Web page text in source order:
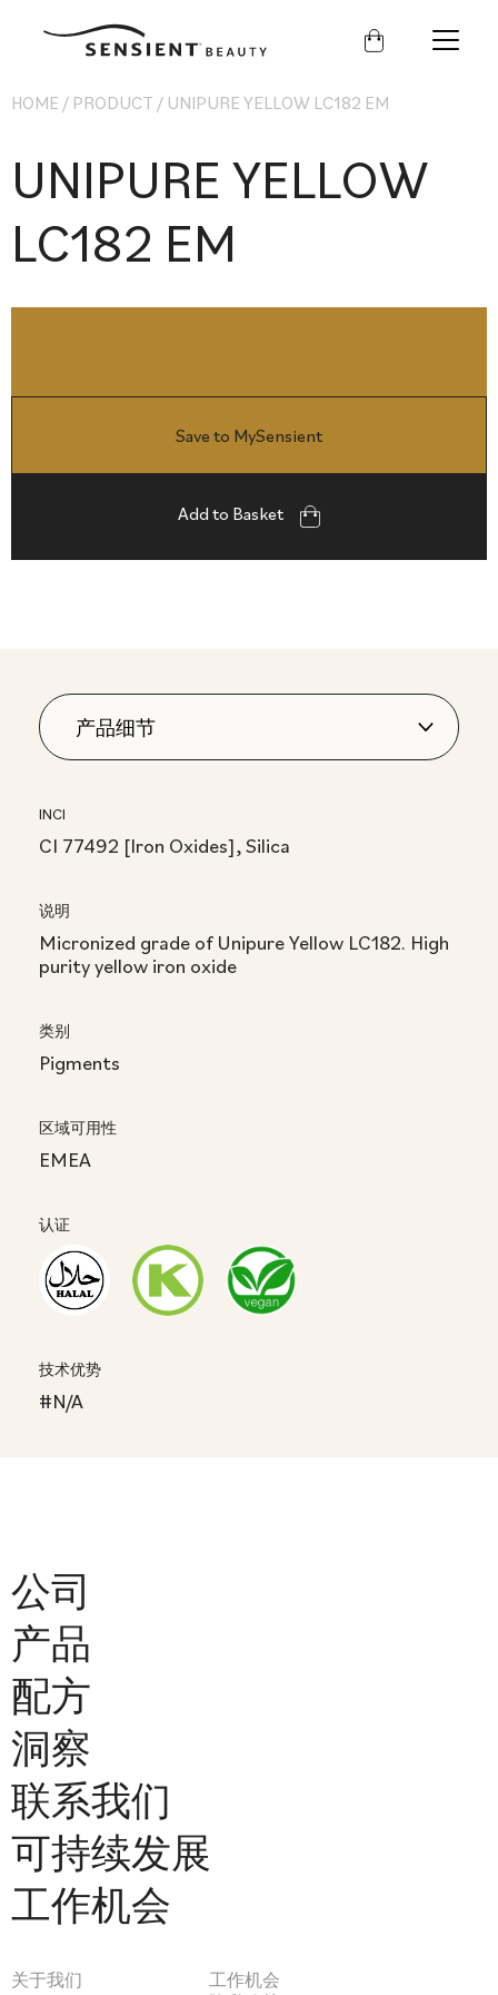
Sensient
HOME / PRODUCT / UNIPURE YELLOW LC182 EM
UNIPURE YELLOW
LC182 EM
Save to MySensient
Add to Basket
INCI
CI 77492 [Iron Oxides], Silica
说明
Micronized grade of Unipure Yellow LC182. High
purity yellow iron oxide
类别
Pigments
区域可用性
EMEA
认证
技术优势
#N/A
公司
产品
配方
洞察
联系我们
可持续发展
工作机会
关于我们
工作机会